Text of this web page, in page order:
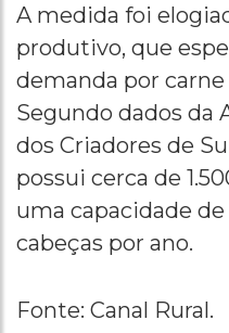
A medida foi
produtivo, que
demanda por
Segundo dados da
dos Criadores de
possui cerca de
uma capacidade
cabeças por ano.
Fonte: Canal Rural.